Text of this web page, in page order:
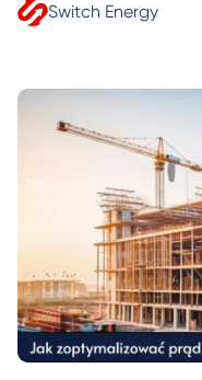
Switch Energy